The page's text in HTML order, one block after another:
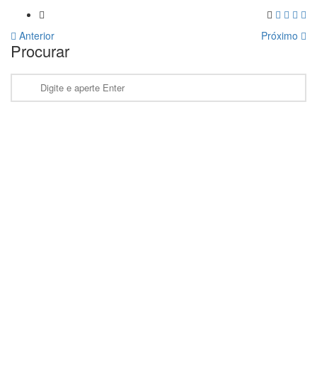
Anterior Próximo
Procurar